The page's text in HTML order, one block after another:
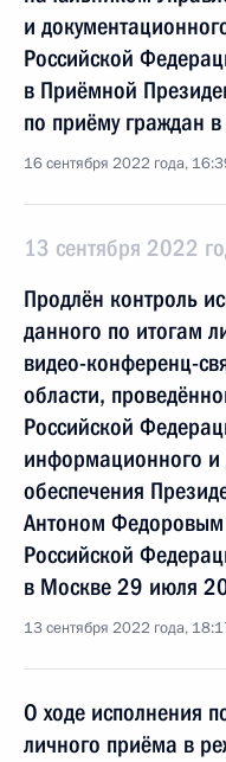
и
Российской
в Приёмной
по приёму граждан
16 сентября 2022 года,
13 сентября 2022
Продлён контроль
данного по итогам
видео-конференц-
области,
Российской
информационного и
обеспечения
Антоном
Российской
в Москве 29 июля
13 сентября 2022 года,
О ходе исполнения
личного приёма в